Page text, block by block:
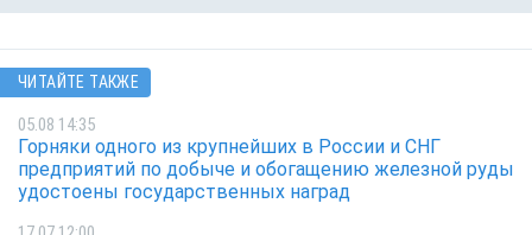
ЧИТАЙТЕ ТАКЖЕ
05.08 14:35
Горняки одного из крупнейших в России и СНГ
предприятий по добыче и обогащению железной руды
удостоены государственных наград